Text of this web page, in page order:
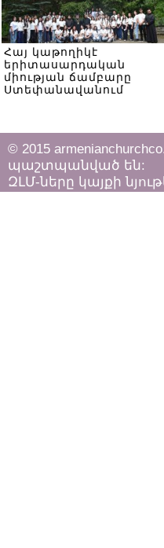
Հայ կաթողիկէ
երիտասարդական
միության ճամբարը
Ստեփանավանում
© 2015
պաշտպանված են:
ԶԼՄ-ները կայքի